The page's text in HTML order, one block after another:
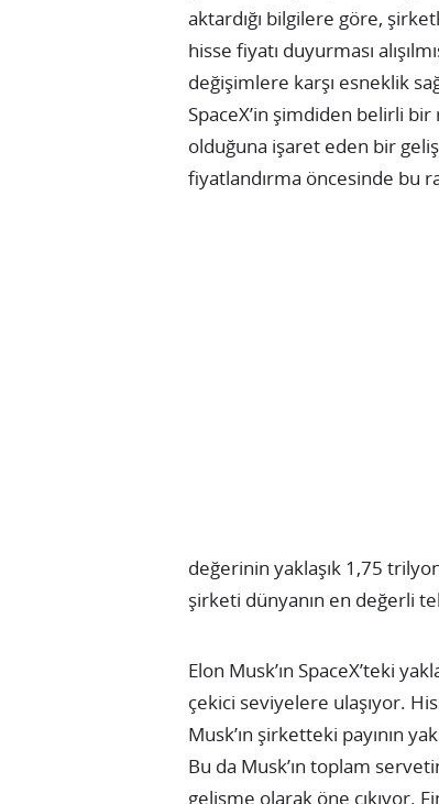
aktardığı bilgilere göre,
hisse fiyatı duyurması
değişimlere karşı esneklik
SpaceX’in şimdiden belirli bir
olduğuna işaret eden bir
fiyatlandırma öncesinde bu
değerinin yaklaşık 1,75
şirketi dünyanın en değerli
Elon Musk’ın SpaceX’teki
çekici seviyelere ulaşıyor.
Musk’ın şirketteki payının
Bu da Musk’ın toplam
gelişme olarak öne çıkıyor.